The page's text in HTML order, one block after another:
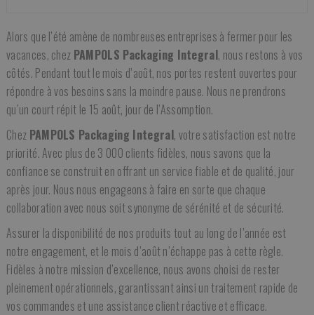
Alors que l’été amène de nombreuses entreprises à fermer pour les
vacances, chez PAMPOLS Packaging Integral, nous restons à vos
côtés. Pendant tout le mois d’août, nos portes restent ouvertes pour
répondre à vos besoins sans la moindre pause. Nous ne prendrons
qu’un court répit le 15 août, jour de l’Assomption.
Chez PAMPOLS Packaging Integral, votre satisfaction est notre
priorité. Avec plus de 3 000 clients fidèles, nous savons que la
confiance se construit en offrant un service fiable et de qualité, jour
après jour. Nous nous engageons à faire en sorte que chaque
collaboration avec nous soit synonyme de sérénité et de sécurité.
Assurer la disponibilité de nos produits tout au long de l’année est
notre engagement, et le mois d’août n’échappe pas à cette règle.
Fidèles à notre mission d’excellence, nous avons choisi de rester
pleinement opérationnels, garantissant ainsi un traitement rapide de
vos commandes et une assistance client réactive et efficace.